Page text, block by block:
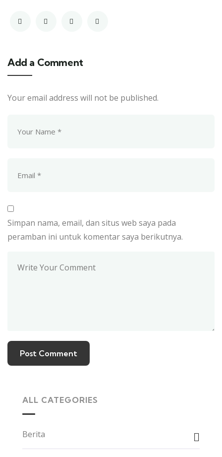
Add a Comment
Your email address will not be published.
Simpan nama, email, dan situs web saya pada
peramban ini untuk komentar saya berikutnya.
ALL CATEGORIES
Berita